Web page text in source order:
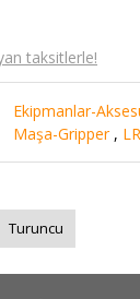
taksitlerle!
Ekipmanlar-
Maşa-Gripper ,
Turuncu